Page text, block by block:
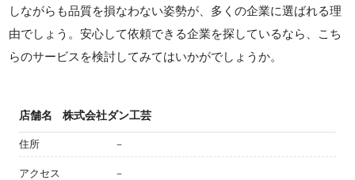
しながらも品質を損なわない姿勢が、多くの企業に選ばれる理
由でしょう。安心して依頼できる企業を探しているなら、こち
らのサービスを検討してみてはいかがでしょうか。
店舗名 株式会社ダン工芸
住所 －
アクセス －